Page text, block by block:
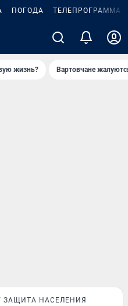
ПОГОДА ТЕЛЕПРОГРАММА
жизнь? Вартовчане
ЗАЩИТА НАСЕЛЕНИЯ